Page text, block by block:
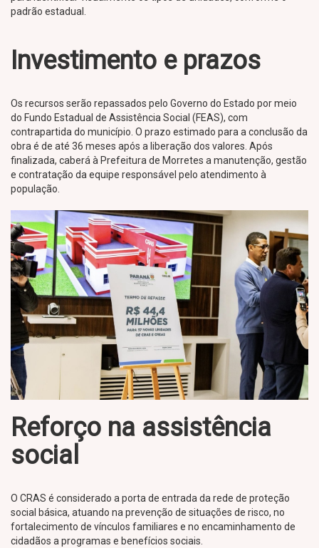
padrão estadual.
Investimento e prazos
Os recursos serão repassados pelo Governo do Estado por meio
do Fundo Estadual de Assistência Social (FEAS), com
contrapartida do município. O prazo estimado para a conclusão da
obra é de até 36 meses após a liberação dos valores. Após
finalizada, caberá à Prefeitura de Morretes a manutenção, gestão
e contratação da equipe responsável pelo atendimento à
população.
Reforço na assistência
social
O CRAS é considerado a porta de entrada da rede de proteção
social básica, atuando na prevenção de situações de risco, no
fortalecimento de vínculos familiares e no encaminhamento de
cidadãos a programas e benefícios sociais.